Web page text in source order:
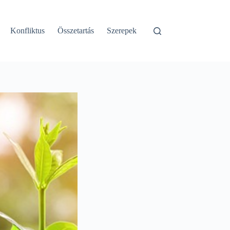
Konfliktus Összetartás Szerepek